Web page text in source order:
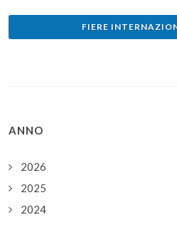
FIERE
ANNO
2026
2025
2024